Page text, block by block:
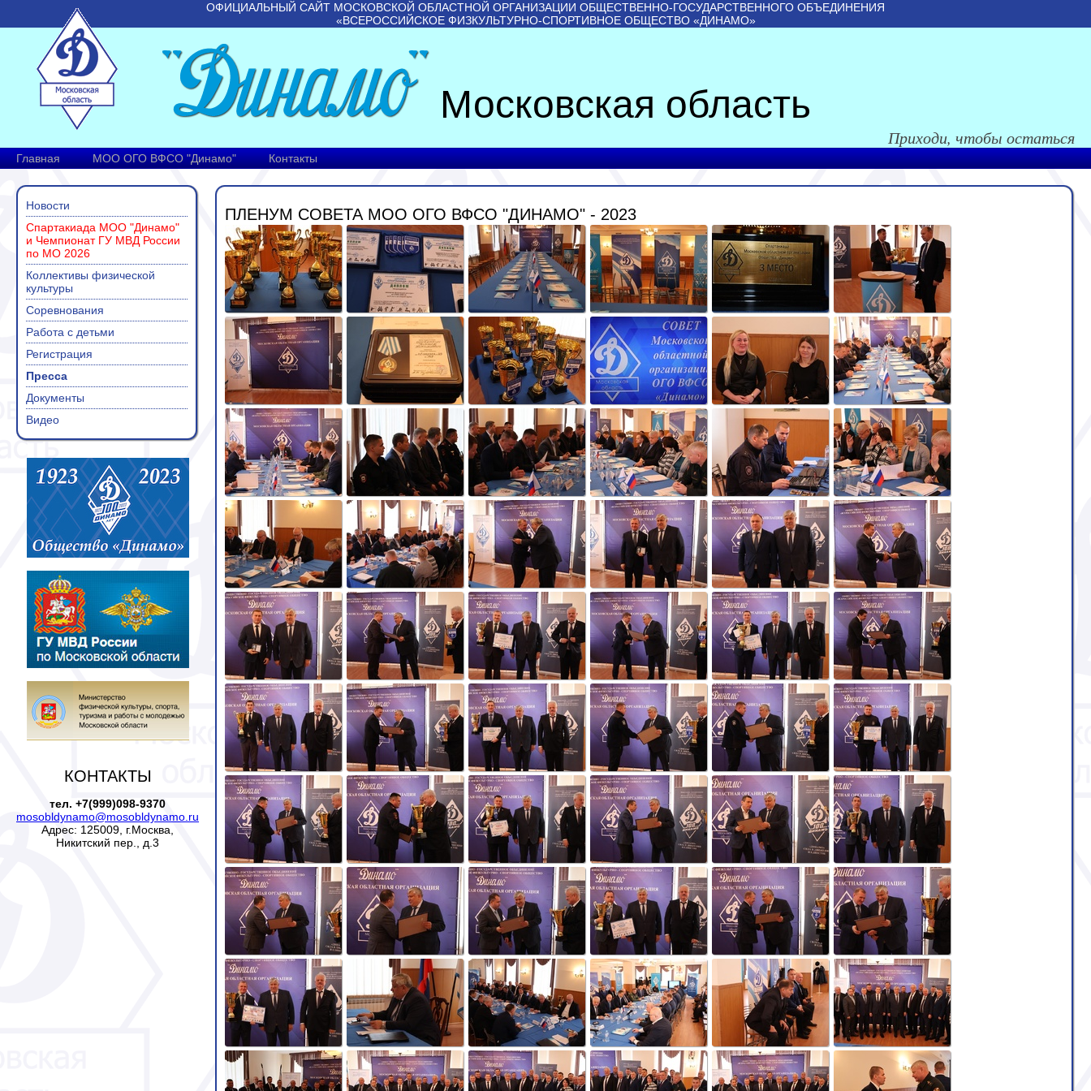
ОФИЦИАЛЬНЫЙ САЙТ МОСКОВСКОЙ ОБЛАСТНОЙ ОРГАНИЗАЦИИ ОБЩЕСТВЕННО-ГОСУДАРСТВЕННОГО ОБЪЕДИНЕНИЯ
«ВСЕРОССИЙСКОЕ ФИЗКУЛЬТУРНО-СПОРТИВНОЕ ОБЩЕСТВО «ДИНАМО»
Московская область
Приходи, чтобы остаться
Главная МОО ОГО ВФСО "Динамо" Контакты
Новости
Спартакиада МОО "Динамо"
и Чемпионат ГУ МВД России
по МО 2026
Коллективы физической
культуры
Соревнования
Работа с детьми
Регистрация
Пресса
Документы
Видео
КОНТАКТЫ
тел. +7(999)098-9370
mosobldynamo@mosobldynamo.ru
Адрес: 125009, г.Москва,
Никитский пер., д.3
ПЛЕНУМ СОВЕТА МОО ОГО ВФСО "ДИНАМО" - 2023